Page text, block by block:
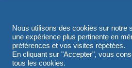
Nous utilisons des cookies sur notre
une expérience plus pertinente en
préférences et vos visites répétées.
En cliquant sur "Accepter", vous
tous les cookies.